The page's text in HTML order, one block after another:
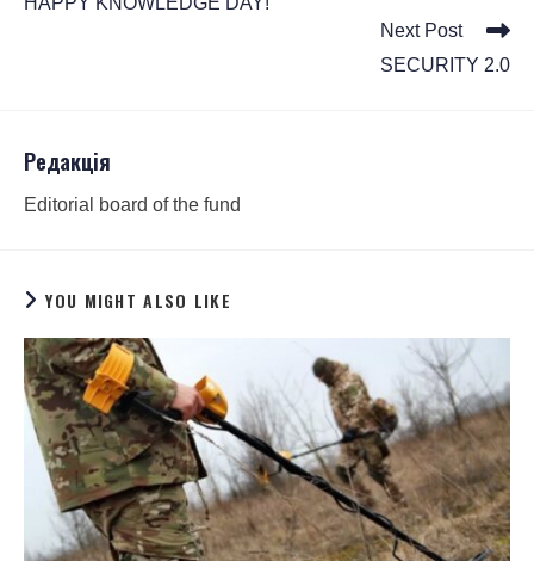
Next Post
SECURITY 2.0
Редакція
Editorial board of the fund
YOU MIGHT ALSO LIKE